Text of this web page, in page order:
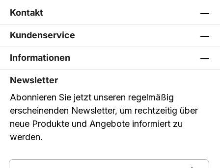
Kontakt
Kundenservice
Informationen
Newsletter
Abonnieren Sie jetzt unseren regelmäßig
erscheinenden Newsletter, um rechtzeitig über
neue Produkte und Angebote informiert zu
werden.